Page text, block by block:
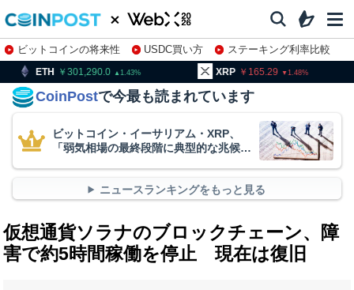
ビットコインの将来性 USDC買い方
ステーキング利率比較
株特集・関連銘柄
1.43 165.29 1.48
CoinPostで今最も読まれています
ビットコイン・イーサリアム・XRP、
「弱気相場の最終段階に典型的な兆候」
ニュースランキングをもっと見る
仮想通貨ソラナのブロックチェーン、障
害で約5時間稼働を停止 現在は復旧